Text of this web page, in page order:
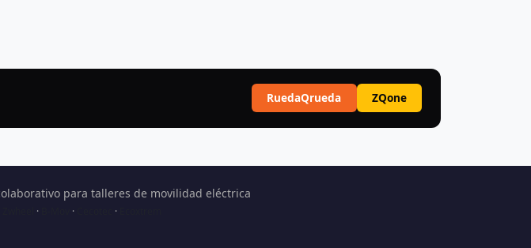
RuedaQrueda ZQone
para talleres de movilidad eléctrica
· · ·